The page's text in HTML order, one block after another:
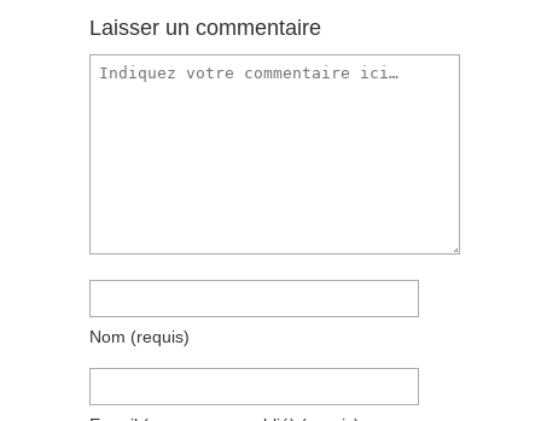
Laisser un commentaire
Nom (requis)